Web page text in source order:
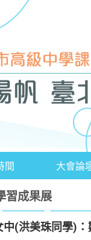
間 大會論
習成果展
中(洪美珠同學)